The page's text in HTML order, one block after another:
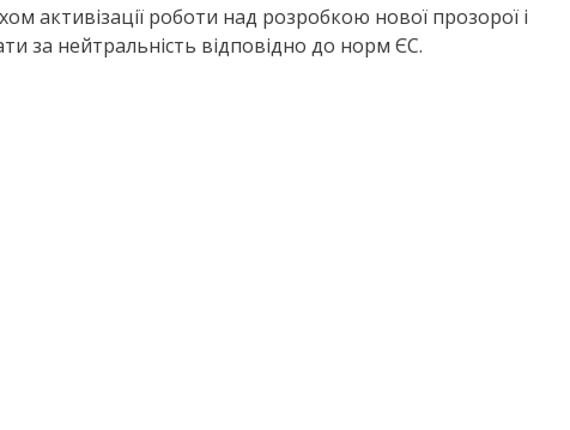
активізації роботи над розробкою нової прозорої і
за нейтральність відповідно до норм ЄС.